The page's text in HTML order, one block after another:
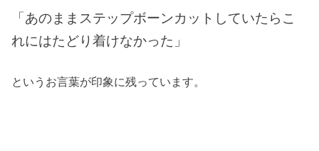
「あのままステップボーンカットしていたらこ
れにはたどり着けなかった」
というお言葉が印象に残っています。